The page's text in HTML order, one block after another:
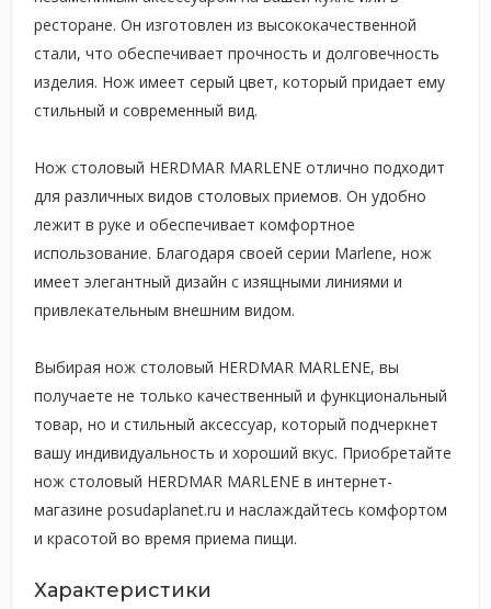
ресторане. Он изготовлен из высококачественной
стали, что обеспечивает прочность и долговечность
изделия. Нож имеет серый цвет, который придает ему
стильный и современный вид.
Нож столовый HERDMAR MARLENE отлично подходит
для различных видов столовых приемов. Он удобно
лежит в руке и обеспечивает комфортное
использование. Благодаря своей серии Marlene, нож
имеет элегантный дизайн с изящными линиями и
привлекательным внешним видом.
Выбирая нож столовый HERDMAR MARLENE, вы
получаете не только качественный и функциональный
товар, но и стильный аксессуар, который подчеркнет
вашу индивидуальность и хороший вкус. Приобретайте
нож столовый HERDMAR MARLENE в интернет-
магазине posudaplanet.ru и наслаждайтесь комфортом
и красотой во время приема пищи.
Характеристики